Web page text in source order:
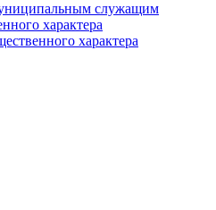
служащим
характера
характера